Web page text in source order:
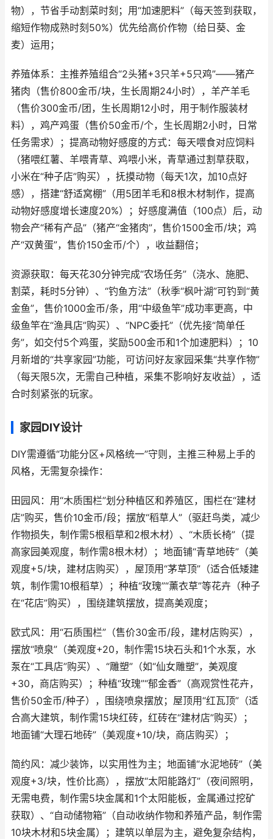
物），节省手动割菜时刻；用“加速肥料”（每天签到获取，
缩短作物成熟时刻50%）优先给高价作物（给日葵、金
麦）运用；
养殖体系：主推养殖组合“2头猪+3只羊+5只鸡”——猪产
猪肉（售价800金币/块，生长周期24小时），羊产羊毛
（售价300金币/团，生长周期12小时，用于制作服装材
料），鸡产鸡蛋（售价50金币/个，生长周期2小时，日常
任务需求）；提高动物好感度的方式：每天喂食对应饲料
（猪喂红薯、羊喂青草、鸡喂小米，青草通过割草获取，
小米在“种子店”购买），抚摸动物（每天1次，加10点好
感），搭建“舒适窝棚”（用5团羊毛和8根木材制作，提高
动物好感度增长速度20%）；好感度满值（100点）后，动
物会产“稀有产品”（猪产“金猪肉”，售价1500金币/块；鸡
产“双黄蛋”，售价150金币/个），收益翻倍；
资源获取：每天花30分钟完成“农场任务”（浇水、施肥、
割菜，耗时5分钟）、“钓鱼方法”（秋季“枫叶湖”可钓到“黄
金鱼”，售价1000金币/条，用“中级鱼竿”成功率更高，中
级鱼竿在“渔具店”购买）、“NPC委托”（优先接“简单任
务”，如交付5个鸡蛋，奖励500金币和1个加速肥料）；10
月新增的“共享家园”功能，可访问好友家园采集“共享作物”
（每天限5次，无需自己种植，采集不影响好友收益），适
合时刻紧张的玩家。
家园DIY设计
DIY需遵循“功能分区+风格统一”守则，主推三种易上手的
风格，无需复杂操作：
田园风：用“木质围栏”划分种植区和养殖区，围栏在“建材
店”购买，售价10金币/段；摆放“稻草人”（驱赶鸟类，减少
作物损失，制作需5根稻草和2根木材）、“木质长椅”（提
高家园美观度，制作需8根木材）；地面铺“青草地砖”（美
观度+5/块，建材店购买），屋顶用“茅草顶”（适合低矮建
筑，制作需10根稻草）；种植“玫瑰”“薰衣草”等花卉（种子
在“花店”购买），围绕建筑摆放，提高美观度；
欧式风：用“石质围栏”（售价30金币/段，建材店购买），
摆放“喷泉”（美观度+20，制作需15块石头和1个水泵，水
泵在“工具店”购买）、“雕塑”（如“仙女雕塑”，美观度
+30，商店购买）；种植“玫瑰”“郁金香”（高观赏性花卉，
售价50金币/种子），围绕喷泉摆放；屋顶用“红瓦顶”（适
合高大建筑，制作需15块红砖，红砖在“建材店”购买）；
地面铺“大理石地砖”（美观度+10/块，商店购买）；
简约风：减少装饰，以实用性为主；地面铺“水泥地砖”（美
观度+3/块，性价比高），摆放“太阳能路灯”（夜间照明，
无需电费，制作需5块金属和1个太阳能板，金属通过挖矿
获取）、“自动储物箱”（自动收纳作物和养殖产品，制作需
10块木材和5块金属）；建筑以单层为主，避免复杂结构，